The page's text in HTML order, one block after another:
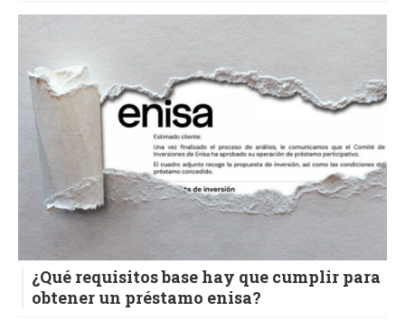
¿Qué requisitos base hay que cumplir para
obtener un préstamo enisa?